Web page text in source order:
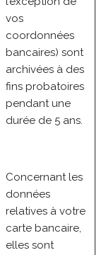
vos
coordonnées
bancaires) sont
archivées à des
fins probatoires
pendant une
durée de 5 ans.
Concernant les
données
relatives à votre
carte bancaire,
elles sont